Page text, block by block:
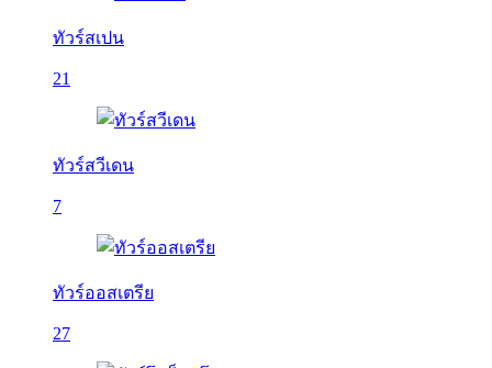
ทัวร์สเปน
21
ทัวร์สวีเดน
7
ทัวร์ออสเตรีย
27